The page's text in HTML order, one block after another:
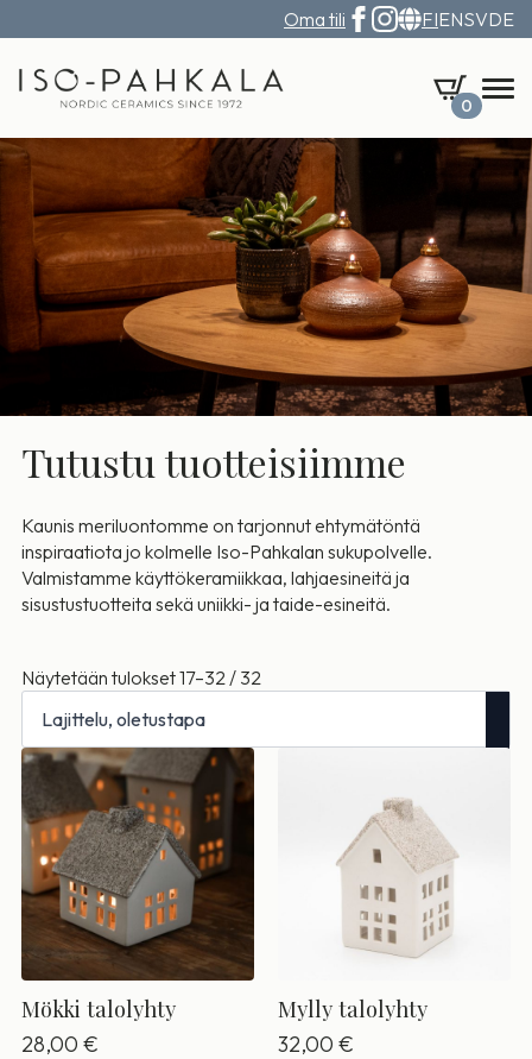
Oma tili FIENSVDE
0
Tutustu tuotteisiimme
Kaunis meriluontomme on tarjonnut ehtymätöntä
inspiraatiota jo kolmelle Iso-Pahkalan sukupolvelle.
Valmistamme käyttökeramiikkaa, lahjaesineitä ja
sisustustuotteita sekä uniikki- ja taide-esineitä.
Näytetään tulokset 17–32 / 32
Mökki talolyhty
28,00€
Mylly talolyhty
32,00 €